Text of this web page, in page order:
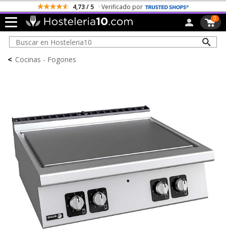
4,73 / 5 · Verificado por
0
< Cocinas - Fogones